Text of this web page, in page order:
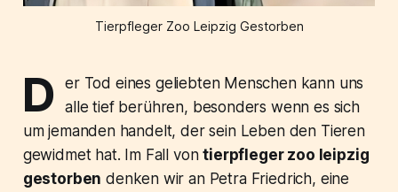
Tierpfleger Zoo Leipzig Gestorben
D
er Tod eines geliebten Menschen kann uns
alle tief berühren, besonders wenn es sich
um jemanden handelt, der sein Leben den Tieren
gewidmet hat. Im Fall vontierpfleger zoo leipzig
gestorben denken wir an Petra Friedrich, eine